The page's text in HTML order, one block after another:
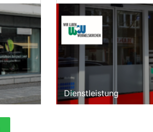
Dienstleistung